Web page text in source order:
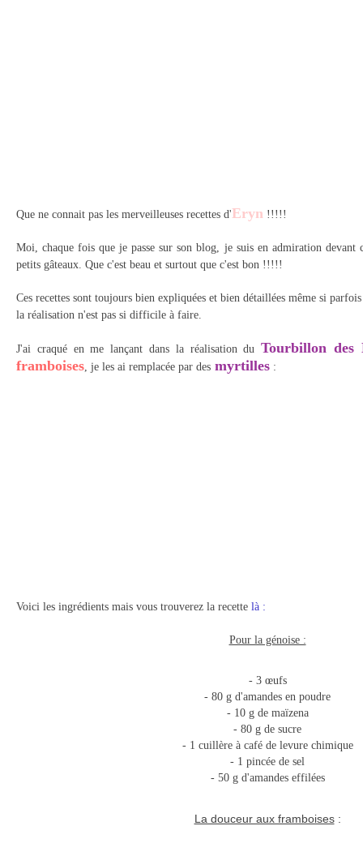
Que ne connait pas les merveilleuses recettes d'Eryn !!!!!
Moi, chaque fois que je passe sur son blog, je suis en admiration devant
petits gâteaux. Que c'est beau et surtout que c'est bon !!!!!
Ces recettes sont toujours bien expliquées et bien détaillées même si
la réalisation n'est pas si difficile à faire.
J'ai craqué en me lançant dans la réalisation duTourbillon des
framboises, je les ai remplacée par des myrtilles :
Voici les ingrédients mais vous trouverez la recette là :
Pour la génoise :
- 3 œufs
- 80 g d'amandes en poudre
- 10 g de maïzena
- 80 g de sucre
- 1 cuillère à café de levure chimique
- 1 pincée de sel
- 50 g d'amandes effilées
La douceur aux framboises: